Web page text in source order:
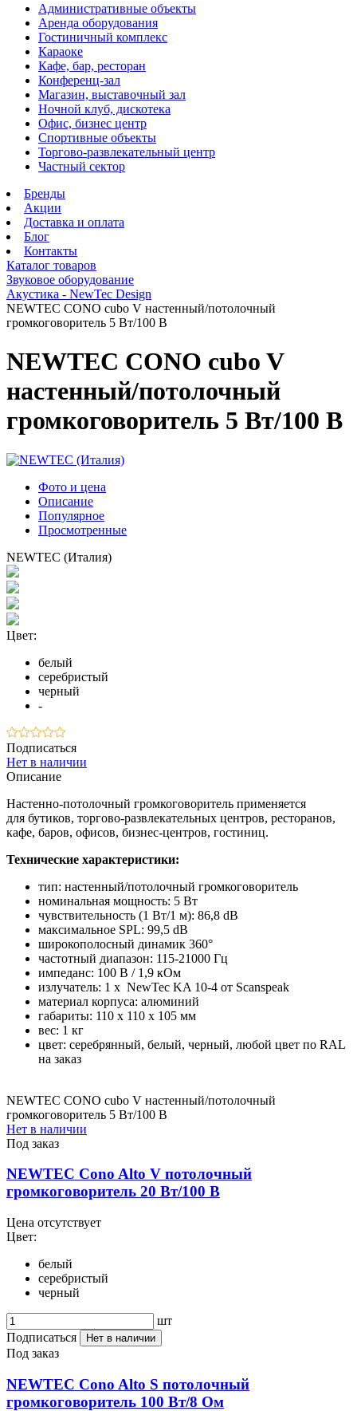
Административные объекты
Аренда оборудования
Гостиничный комплекс
Караоке
Кафе, бар, ресторан
Конференц-зал
Магазин, выставочный зал
Ночной клуб, дискотека
Офис, бизнес центр
Спортивные объекты
Торгово-развлекательный центр
Частный сектор
Бренды
Акции
Доставка и оплата
Блог
Контакты
Каталог товаров
Звуковое оборудование
Акустика - NewTec Design
NEWTEC CONO cubo V настенный/потолочный
громкоговоритель 5 Вт/100 B
NEWTEC CONO cubo V
настенный/потолочный
громкоговоритель 5 Вт/100 B
Фото и цена
Описание
Популярное
Просмотренные
NEWTEC (Италия)
Цвет:
белый
серебристый
черный
-
Подписаться
Нет в наличии
Описание
Настенно-потолочный громкоговоритель применяется
для бутиков, торгово-развлекательных центров, ресторанов,
кафе, баров, офисов, бизнес-центров, гостиниц.
Технические характеристики:
тип: настенный/потолочный громкоговоритель
номинальная мощность: 5 Вт
чувствительность (1 Вт/1 м): 86,8 dB
максимальное SPL: 99,5 dB
широкополосный динамик 360°
частотный диапазон: 115-21000 Гц
импеданс: 100 В / 1,9 кОм
излучатель: 1 х NewTec KA 10-4 от Scanspeak
материал корпуса: алюминий
габариты: 110 х 110 х 105 мм
вес: 1 кг
цвет: серебрянный, белый, черный, любой цвет по RAL
на заказ
NEWTEC CONO cubo V настенный/потолочный
громкоговоритель 5 Вт/100 B
Нет в наличии
Под заказ
NEWTEC Cono Alto V потолочный
громкоговоритель 20 Вт/100 В
Цена отсутствует
Цвет:
белый
серебристый
черный
шт
Подписаться
Нет в наличии
Под заказ
NEWTEC Cono Alto S потолочный
громкоговоритель 100 Вт/8 Ом